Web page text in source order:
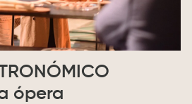
ópera